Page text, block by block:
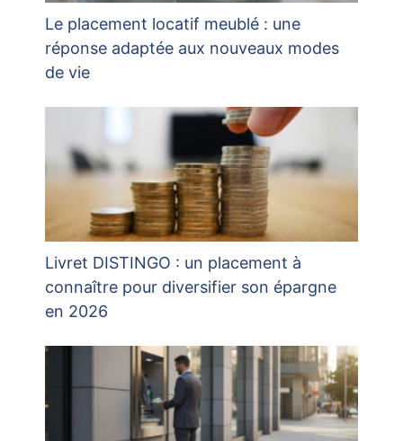
Le placement locatif meublé : une
réponse adaptée aux nouveaux modes
de vie
Livret DISTINGO : un placement à
connaître pour diversifier son épargne
en 2026